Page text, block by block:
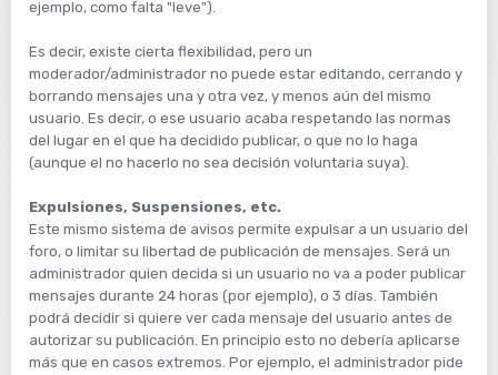
ejemplo, como falta "leve").
Es decir, existe cierta flexibilidad, pero un
moderador/administrador no puede estar editando, cerrando y
borrando mensajes una y otra vez, y menos aún del mismo
usuario. Es decir, o ese usuario acaba respetando las normas
del lugar en el que ha decidido publicar, o que no lo haga
(aunque el no hacerlo no sea decisión voluntaria suya).
Expulsiones, Suspensiones, etc.
Este mismo sistema de avisos permite expulsar a un usuario del
foro, o limitar su libertad de publicación de mensajes. Será un
administrador quien decida si un usuario no va a poder publicar
mensajes durante 24 horas (por ejemplo), o 3 días. También
podrá decidir si quiere ver cada mensaje del usuario antes de
autorizar su publicación. En principio esto no debería aplicarse
más que en casos extremos. Por ejemplo, el administrador pide